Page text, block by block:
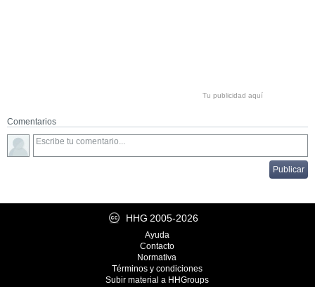
Tu publicidad aquí
Comentarios
HHG 2005-2026
Ayuda
Contacto
Normativa
Términos y condiciones
Subir material a HHGroups